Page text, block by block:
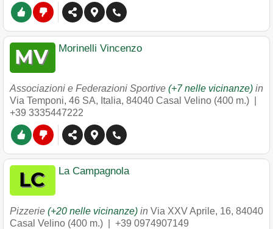
Morinelli Vincenzo
Associazioni e Federazioni Sportive (+7 nelle vicinanze) in
Via Temponi, 46 SA, Italia, 84040 Casal Velino (400 m.) |
+39 3335447222
La Campagnola
Pizzerie (+20 nelle vicinanze) in Via XXV Aprile, 16, 84040
Casal Velino (400 m.) | +39 0974907149